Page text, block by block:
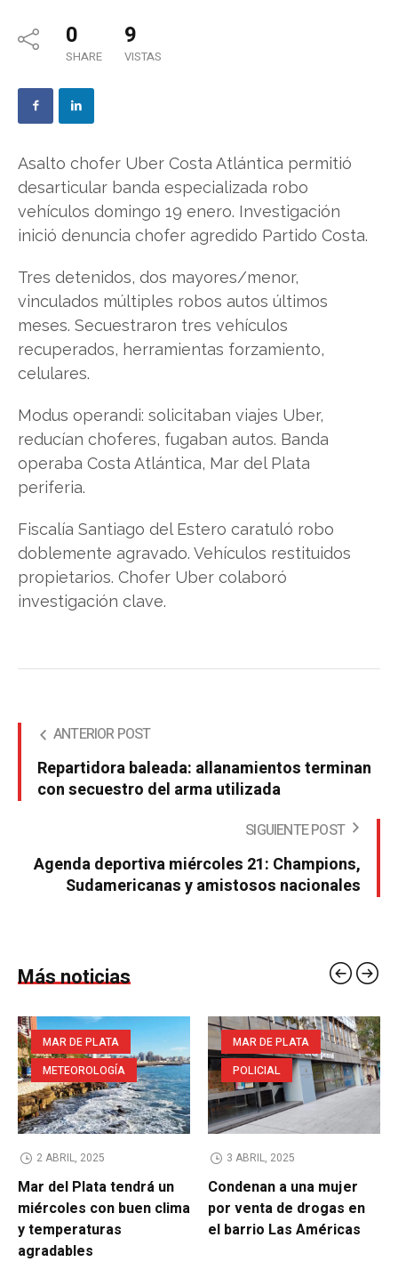
0
SHARE
9
VISTAS
Asalto chofer Uber Costa Atlántica permitió
desarticular banda especializada robo
vehículos domingo 19 enero. Investigación
inició denuncia chofer agredido Partido Costa.
Tres detenidos, dos mayores/menor,
vinculados múltiples robos autos últimos
meses. Secuestraron tres vehículos
recuperados, herramientas forzamiento,
celulares.
Modus operandi: solicitaban viajes Uber,
reducían choferes, fugaban autos. Banda
operaba Costa Atlántica, Mar del Plata
periferia.
Fiscalía Santiago del Estero caratuló robo
doblemente agravado. Vehículos restituidos
propietarios. Chofer Uber colaboró
investigación clave.
ANTERIOR POST
Repartidora baleada: allanamientos terminan
con secuestro del arma utilizada
SIGUIENTE POST
Agenda deportiva miércoles 21: Champions,
Sudamericanas y amistosos nacionales
Más noticias
MAR DE PLATA
METEOROLOGÍA
2 ABRIL, 2025
Mar del Plata tendrá un
miércoles con buen clima
y temperaturas
agradables
MAR DE PLATA
POLICIAL
3 ABRIL, 2025
Condenan a una mujer
por venta de drogas en
el barrio Las Américas